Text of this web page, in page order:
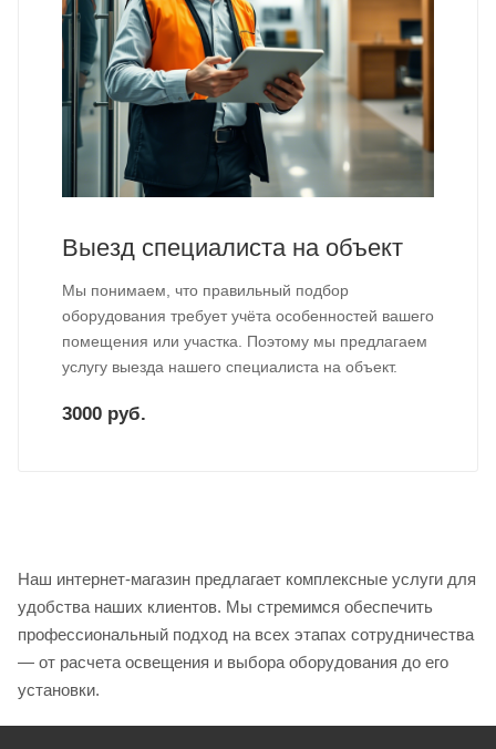
Выезд специалиста на объект
Мы понимаем, что правильный подбор
оборудования требует учёта особенностей вашего
помещения или участка. Поэтому мы предлагаем
услугу выезда нашего специалиста на объект.
3000 руб.
Наш интернет-магазин предлагает комплексные услуги для
удобства наших клиентов. Мы стремимся обеспечить
профессиональный подход на всех этапах сотрудничества
— от расчета освещения и выбора оборудования до его
установки.